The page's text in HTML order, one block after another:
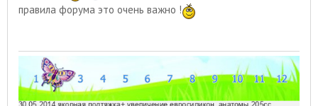
правила форума это очень важно !